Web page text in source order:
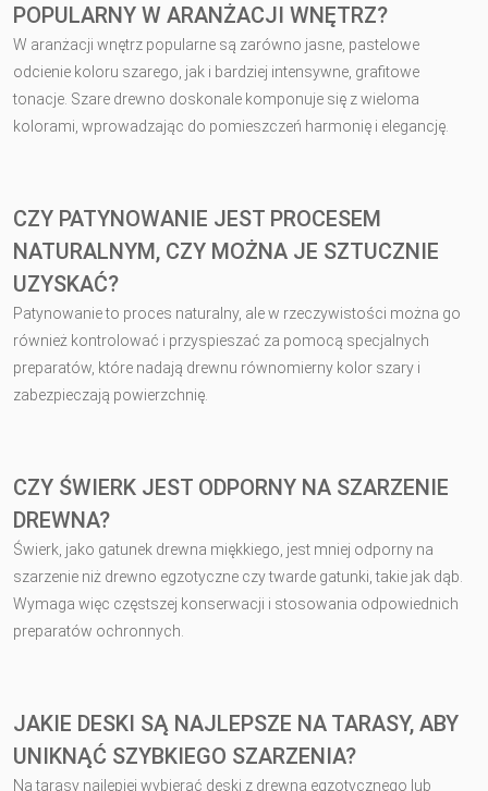
POPULARNY W ARANŻACJI WNĘTRZ?
W aranżacji wnętrz popularne są zarówno jasne, pastelowe
odcienie koloru szarego, jak i bardziej intensywne, grafitowe
tonacje. Szare drewno doskonale komponuje się z wieloma
kolorami, wprowadzając do pomieszczeń harmonię i elegancję.
CZY PATYNOWANIE JEST PROCESEM
NATURALNYM, CZY MOŻNA JE SZTUCZNIE
UZYSKAĆ?
Patynowanie to proces naturalny, ale w rzeczywistości można go
również kontrolować i przyspieszać za pomocą specjalnych
preparatów, które nadają drewnu równomierny kolor szary i
zabezpieczają powierzchnię.
CZY ŚWIERK JEST ODPORNY NA SZARZENIE
DREWNA?
Świerk, jako gatunek drewna miękkiego, jest mniej odporny na
szarzenie niż drewno egzotyczne czy twarde gatunki, takie jak dąb.
Wymaga więc częstszej konserwacji i stosowania odpowiednich
preparatów ochronnych.
JAKIE DESKI SĄ NAJLEPSZE NA TARASY, ABY
UNIKNĄĆ SZYBKIEGO SZARZENIA?
Na tarasy najlepiej wybierać deski z drewna egzotycznego lub